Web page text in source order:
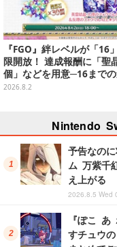
『FGO』絆レベルが「16
限開放！ 達成報酬に「聖
個」などを用意─16までの
は「結構かかります」
2026.8.2
Nintendo
予告なの
ム 万紫千
え上がる
2026.8.5 Wed
『ぽこ あ
すチュウ